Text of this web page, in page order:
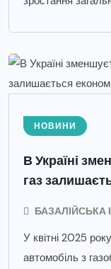
НОВИНИ
В Україні
газ
БАЗАЛІЙСЬКА
У квітні 2025
автомобіль з